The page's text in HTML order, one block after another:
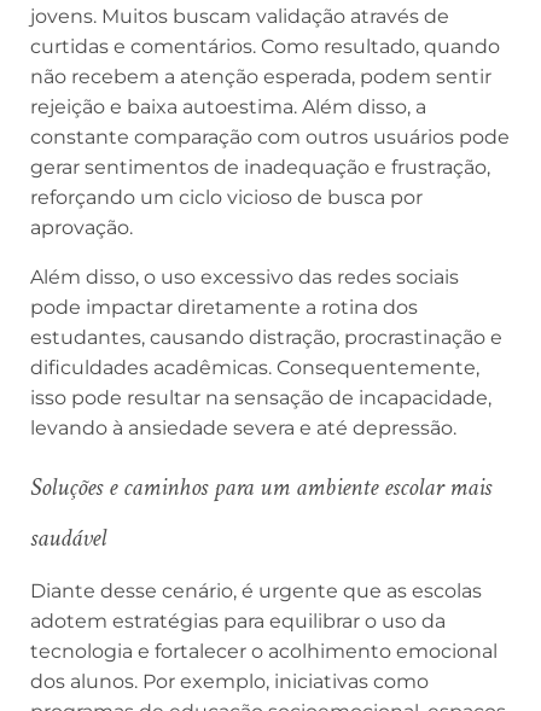
jovens. Muitos buscam validação através de
curtidas e comentários. Como resultado, quando
não recebem a atenção esperada, podem sentir
rejeição e baixa autoestima. Além disso, a
constante comparação com outros usuários pode
gerar sentimentos de inadequação e frustração,
reforçando um ciclo vicioso de busca por
aprovação.
Além disso, o uso excessivo das redes sociais
pode impactar diretamente a rotina dos
estudantes, causando distração, procrastinação e
dificuldades acadêmicas. Consequentemente,
isso pode resultar na sensação de incapacidade,
levando à ansiedade severa e até depressão.
Soluções e caminhos para um ambiente escolar mais
saudável
Diante desse cenário, é urgente que as escolas
adotem estratégias para equilibrar o uso da
tecnologia e fortalecer o acolhimento emocional
dos alunos. Por exemplo, iniciativas como